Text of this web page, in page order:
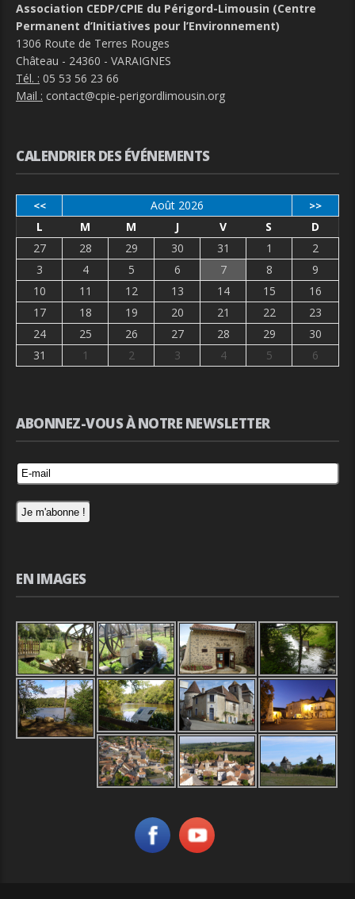
Association CEDP/CPIE du Périgord-Limousin (Centre
Permanent d’Initiatives pour l’Environnement)
1306 Route de Terres Rouges
Château - 24360 - VARAIGNES
Tél. : 05 53 56 23 66
Mail : contact@cpie-perigordlimousin.org
CALENDRIER DES ÉVÉNEMENTS
<< Août 2026 >>
L M M J V S
D
27
28 29 30 31 1
2
3
4 5 6 7 8
9
10
11 12 13 14 15
16
17
18 19 20 21 22
23
24
25 26 27 28 29
30
31
1 2 3 4 5 6
ABONNEZ-VOUS À NOTRE NEWSLETTER
EN IMAGES